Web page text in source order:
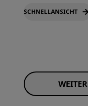
SCHNELLANSICHT